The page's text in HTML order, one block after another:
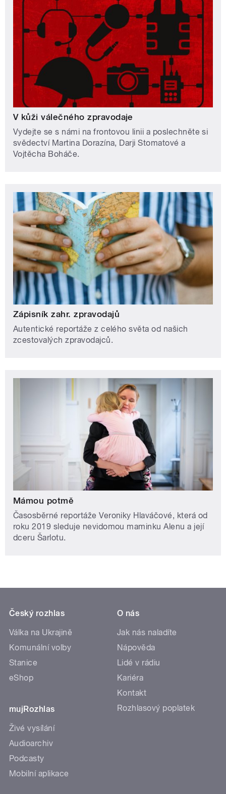
V kůži válečného zpravodaje
Vydejte se s námi na frontovou linii a poslechněte si
svědectví Martina Dorazína, Darji Stomatové a
Vojtěcha Boháče.
Zápisník zahr. zpravodajů
Autentické reportáže z celého světa od našich
zcestovalých zpravodajců.
Mámou potmě
Časosběrné reportáže Veroniky Hlaváčové, která od
roku 2019 sleduje nevidomou maminku Alenu a její
dceru Šarlotu.
Český rozhlas
Válka na Ukrajině
Komunální volby
Stanice
eShop
mujRozhlas
Živé vysílání
Audioarchiv
Podcasty
Mobilní aplikace
O nás
Jak nás naladíte
Nápověda
Lidé v rádiu
Kariéra
Kontakt
Rozhlasový poplatek